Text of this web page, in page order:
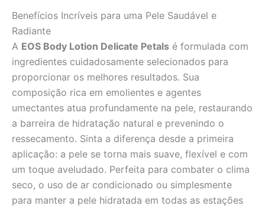
Benefícios Incríveis para uma Pele Saudável e
Radiante
A EOS Body Lotion Delicate Petals é formulada com
ingredientes cuidadosamente selecionados para
proporcionar os melhores resultados. Sua
composição rica em emolientes e agentes
umectantes atua profundamente na pele, restaurando
a barreira de hidratação natural e prevenindo o
ressecamento. Sinta a diferença desde a primeira
aplicação: a pele se torna mais suave, flexível e com
um toque aveludado. Perfeita para combater o clima
seco, o uso de ar condicionado ou simplesmente
para manter a pele hidratada em todas as estações